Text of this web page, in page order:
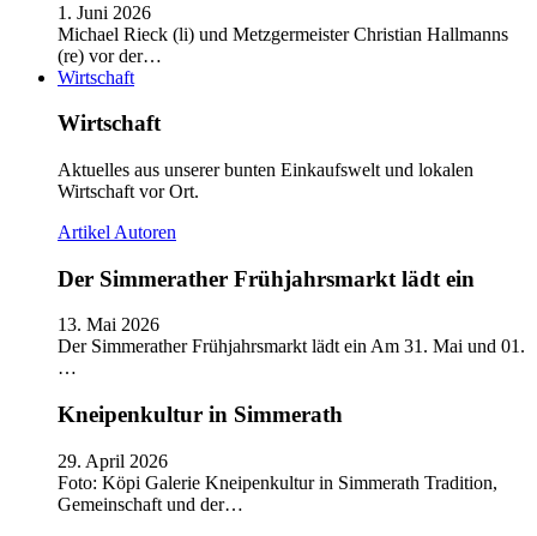
1. Juni 2026
Michael Rieck (li) und Metzgermeister Christian Hallmanns
(re) vor der…
Wirtschaft
Wirtschaft
Aktuelles aus unserer bunten Einkaufswelt und lokalen
Wirtschaft vor Ort.
Artikel Autoren
Der Simmerather Frühjahrsmarkt lädt ein
13. Mai 2026
Der Simmerather Frühjahrsmarkt lädt ein Am 31. Mai und 01.
…
Kneipenkultur in Simmerath
29. April 2026
Foto: Köpi Galerie Kneipenkultur in Simmerath Tradition,
Gemeinschaft und der…